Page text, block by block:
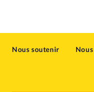
Nous soutenir